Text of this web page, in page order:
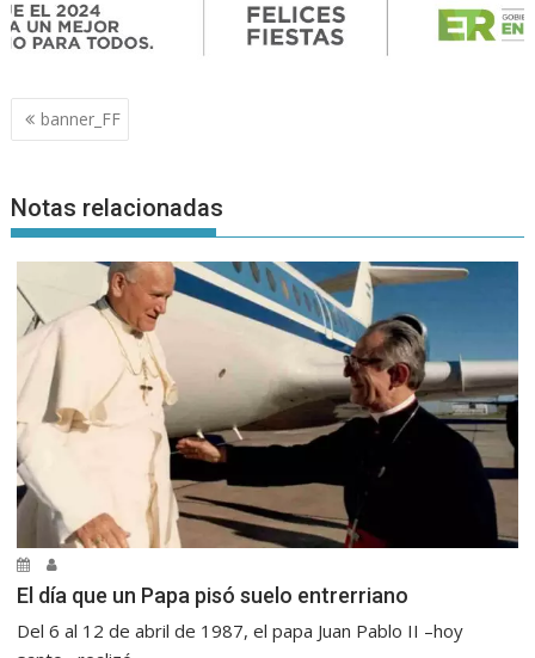
Navegación
de
banner_FF
Notas relacionadas
El día que un Papa pisó suelo entrerriano
Del 6 al 12 de abril de 1987, el papa Juan Pablo II –hoy